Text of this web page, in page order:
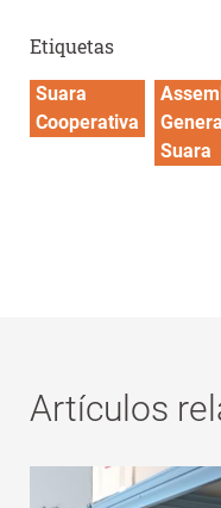
Etiquetas
Suara
Cooperativa
Suara
Artículos